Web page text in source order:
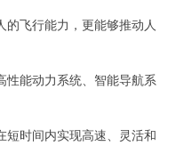
飞行能力，更能够推动人
能动力系统、智能导航系
时间内实现高速、灵活和